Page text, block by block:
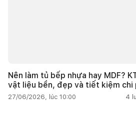
Nên làm tủ bếp nhựa hay MDF?
vật liệu bền, đẹp và tiết kiệm chi
27/06/2026, lúc 10:00 4